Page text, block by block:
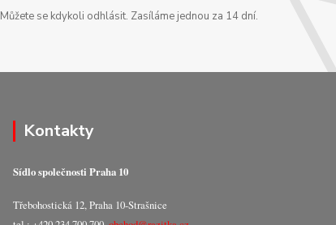
Můžete se kdykoli odhlásit. Zasíláme jednou za 14 dní.
Kontakty
Sídlo společnosti Praha 10
Třebohostická 12, Praha 10-Strašnice